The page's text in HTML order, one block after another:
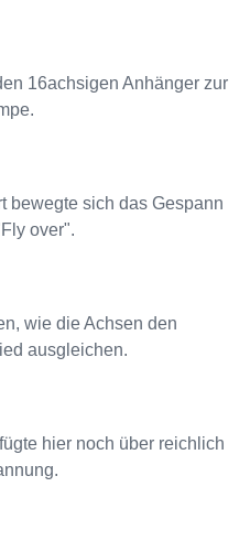
16achsigen Anhänger zur
bewegte sich das Gespann
over".
wie die Achsen den
ausgleichen.
hier noch über reichlich